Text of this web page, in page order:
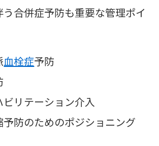
合併症予防も重要な管理ポイ
血栓症予防
ビリテーション介入
予防のためのポジショニング